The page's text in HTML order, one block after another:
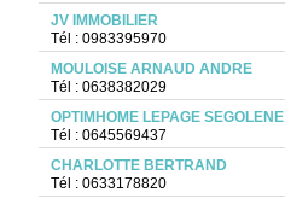
JV IMMOBILIER
Tél : 0983395970
MOULOISE ARNAUD ANDRE
Tél : 0638382029
OPTIMHOME LEPAGE
Tél : 0645569437
CHARLOTTE BERTRAND
Tél : 0633178820